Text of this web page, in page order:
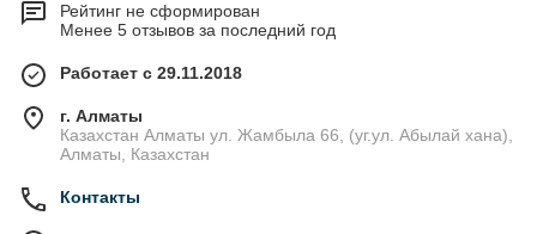
Рейтинг не сформирован
Менее 5 отзывов за последний год
Работает с 29.11.2018
г. Алматы
Казахстан Алматы ул. Жамбыла 66, (уг.ул. Абылай хана),
Алматы, Казахстан
Контакты